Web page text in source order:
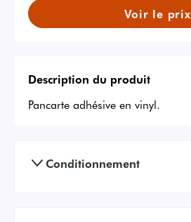
Voir le prix
Description du produit
Pancarte adhésive en vinyl.
Conditionnement